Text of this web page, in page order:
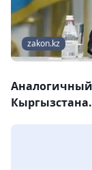
zakon.kz
Кыргызстана.